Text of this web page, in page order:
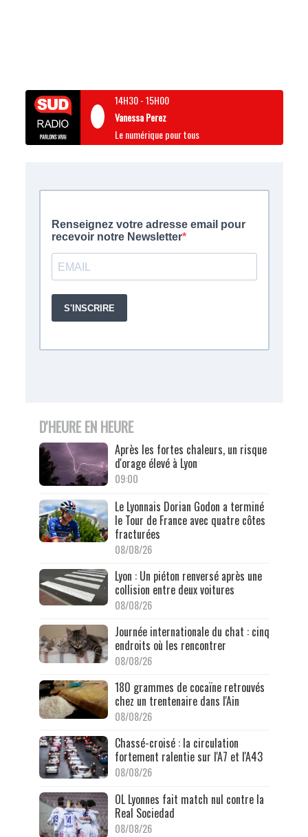
14H30-15H00
Vanessa Perez
Le numérique pour tous
D'HEURE EN HEURE
Après les fortes chaleurs, un risque
d'orage élevé à Lyon
09:00
Le Lyonnais Dorian Godon a terminé
le Tour de France avec quatre côtes
fracturées
08/08/26
Lyon : Un piéton renversé après une
collision entre deux voitures
08/08/26
Journée internationale du chat : cinq
endroits où les rencontrer
08/08/26
180 grammes de cocaïne retrouvés
chez un trentenaire dans l'Ain
08/08/26
Chassé-croisé : la circulation
fortement ralentie sur l'A7 et l'A43
08/08/26
OL Lyonnes fait match nul contre la
Real Sociedad
08/08/26